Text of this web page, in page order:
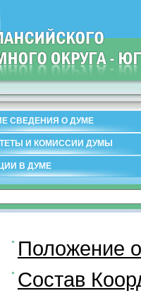
СВЕДЕНИЯ О ДУМЕ
И КОМИССИИ ДУМЫ
В ДУМЕ
Положение
Состав